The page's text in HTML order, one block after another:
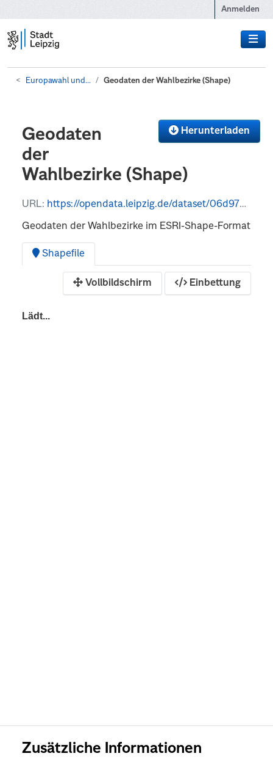
Anmelden
Europawahl und... Geodaten der Wahlbezirke (Shape)
Herunterladen
Geodaten
der
Wahlbezirke (Shape)
URL: https://opendata.leipzig.de/dataset/06d979ad-48df-4ed4-a9cb-ce1f0bc8d0a0/resource/a6e659a1-acbf-454b-846c-5d86894ce1d2/download/wbz_ekw_2024.zip
Geodaten der Wahlbezirke im ESRI-Shape-Format
Shapefile
Vollbildschirm Einbettung
Zusätzliche Informationen